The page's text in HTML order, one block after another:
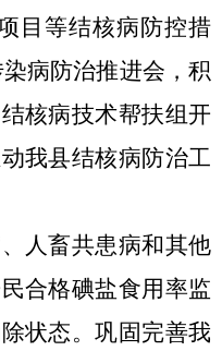
目等结核病防控措
病防治推进会，积
核病技术帮扶组开
我县结核病防治工
人畜共患病和其他
合格碘盐食用率监
状态。巩固完善我